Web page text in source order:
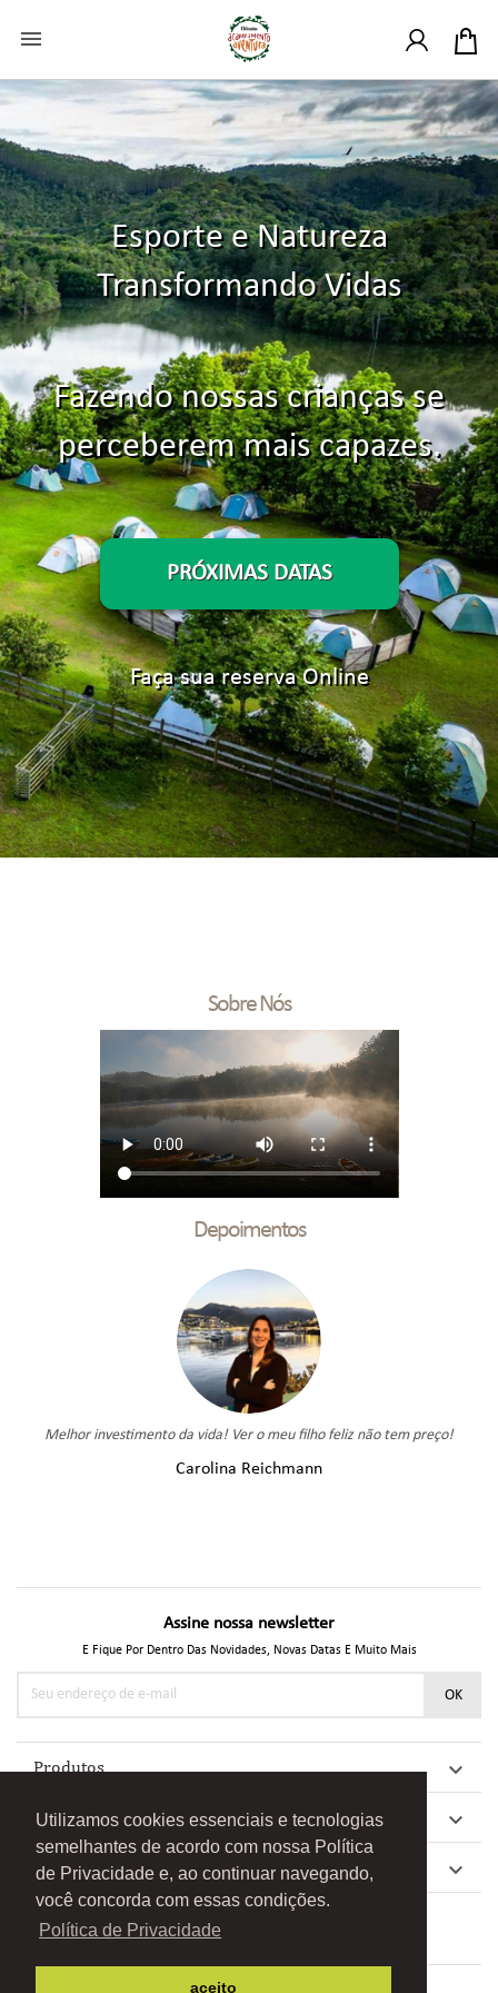
Utilizamos cookies essenciais e tecnologias
semelhantes de acordo com nossa Política
de Privacidade e, ao continuar navegando,
você concorda com essas condições.
Política de Privacidade
aceito

Esporte e Natureza
Transformando Vidas
Fazendo nossas crianças se
perceberem mais capazes.
PRÓXIMAS DATAS
Faça sua reserva Online
Sobre Nós
Depoimentos
o meu filho feliz não tem preço! Experiência incrível
Assine nossa newsletter
E Fique Por Dentro Das Novidades, Novas Datas E Muito Mais
Produtos 
Nossa Empresa 
Acampamento De Aventura 